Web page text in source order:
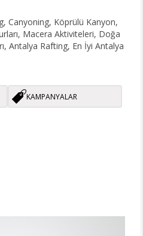
Canyoning, Köprülü Kanyon,
Macera Aktiviteleri, Doğa
Antalya Rafting, En İyi Antalya
KAMPANYALAR